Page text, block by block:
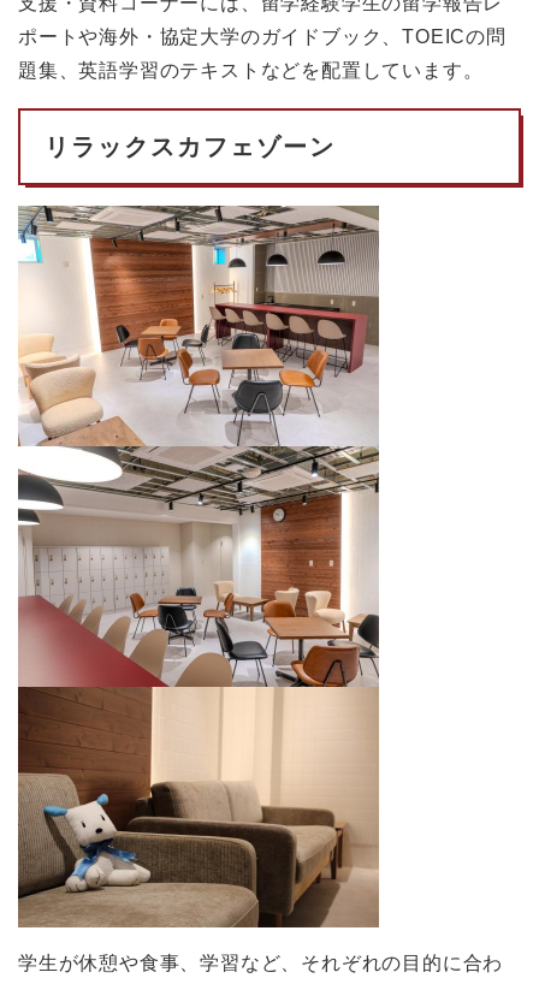
ポートや海外・協定大学のガイドブック、TOEICの問
題集、英語学習のテキストなどを配置しています。
リラックスカフェゾーン
学生が休憩や食事、学習など、それぞれの目的に合わ